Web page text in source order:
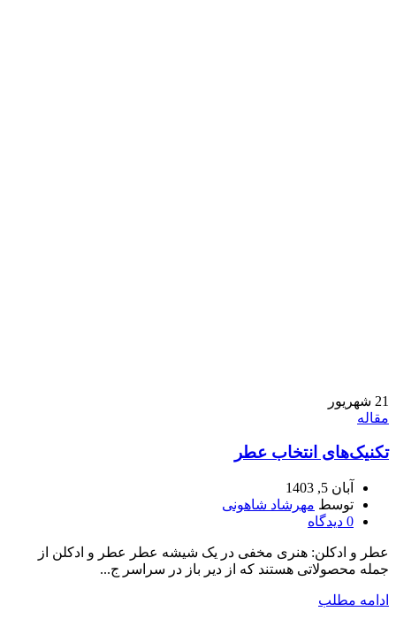
21 شهریور
مقاله
تکنیک‌های انتخاب عطر
آبان 5, 1403
توسط مهرشاد شاهونی
0 دیدگاه
عطر و ادکلن: هنری مخفی در یک شیشه عطر عطر و ادکلن از
جمله محصولاتی هستند که از دیر باز در سراسر ج...
ادامه مطلب